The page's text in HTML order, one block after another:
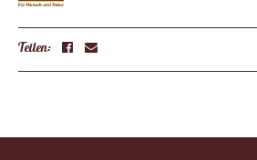
Teilen: